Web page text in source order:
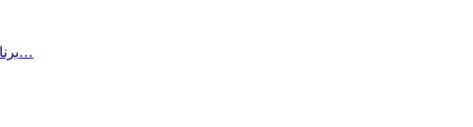
Air Printer چیست و چه کاری انجام می‌دهد؟ Air Printer برنامه‌ای است…